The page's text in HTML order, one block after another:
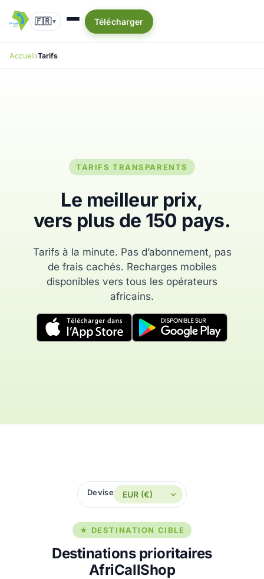
🇫🇷▾ Télécharger
Accueil Tarifs
TARIFS TRANSPARENTS
Le meilleur prix,
vers plus de 150 pays.
Tarifs à la minute. Pas d’abonnement, pas
de frais cachés. Recharges mobiles
disponibles vers tous les opérateurs
africains.
Devise
★ DESTINATION CIBLE
Destinations prioritaires
AfriCallShop